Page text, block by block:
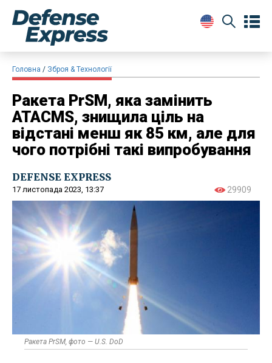
Головна Зброя & Технології
Ракета PrSM, яка замінить
ATACMS, знищила ціль на
відстані менш як 85 км, але для
чого потрібні такі випробування
DEFENSE EXPRESS
17 листопада 2023, 13:37 29909
Ракета PrSM, фото — U.S. DoD